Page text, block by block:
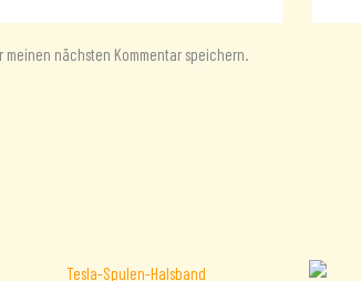
meinen nächsten Kommentar speichern.